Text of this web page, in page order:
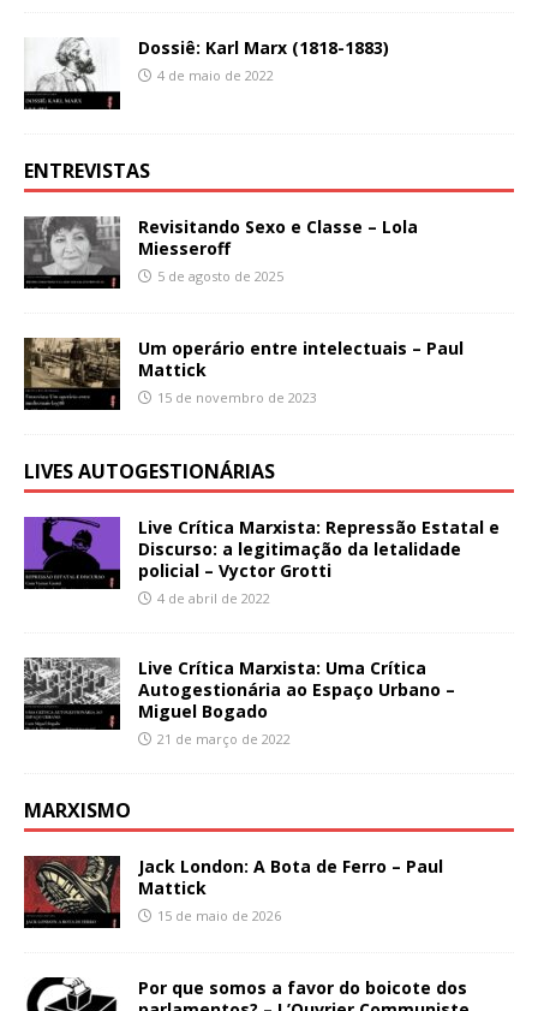
Dossiê: Karl Marx (1818-1883)
4 de maio de 2022
ENTREVISTAS
Revisitando Sexo e Classe – Lola
Miesseroff
5 de agosto de 2025
Um operário entre intelectuais – Paul
Mattick
15 de novembro de 2023
LIVES AUTOGESTIONÁRIAS
Live Crítica Marxista: Repressão Estatal e
Discurso: a legitimação da letalidade
policial – Vyctor Grotti
4 de abril de 2022
Live Crítica Marxista: Uma Crítica
Autogestionária ao Espaço Urbano –
Miguel Bogado
21 de março de 2022
MARXISMO
Jack London: A Bota de Ferro – Paul
Mattick
15 de maio de 2026
Por que somos a favor do boicote dos